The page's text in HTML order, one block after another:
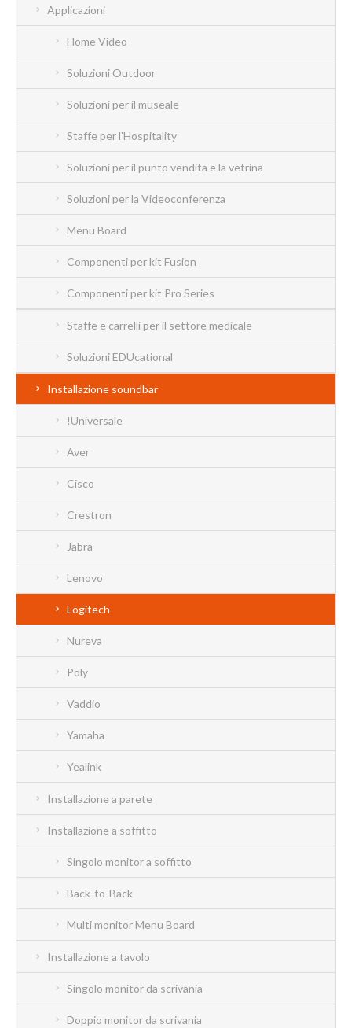
Applicazioni
Home Video
Soluzioni Outdoor
Soluzioni per il museale
Staffe per l'Hospitality
Soluzioni per il punto vendita e la vetrina
Soluzioni per la Videoconferenza
Menu Board
Componenti per kit Fusion
Componenti per kit Pro Series
Staffe e carrelli per il settore medicale
Soluzioni EDUcational
Installazione soundbar
!Universale
Aver
Cisco
Crestron
Jabra
Lenovo
Logitech
Nureva
Poly
Vaddio
Yamaha
Yealink
Installazione a parete
Installazione a soffitto
Singolo monitor a soffitto
Back-to-Back
Multi monitor Menu Board
Installazione a tavolo
Singolo monitor da scrivania
Doppio monitor da scrivania